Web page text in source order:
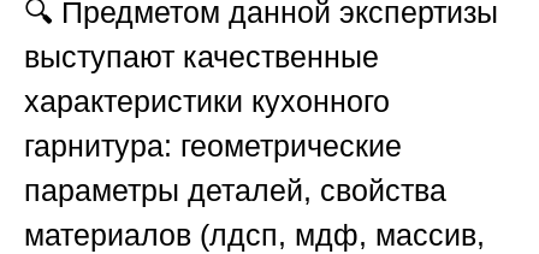
🔍 Предметом данной экспертизы
выступают качественные
характеристики кухонного
гарнитура: геометрические
параметры деталей, свойства
материалов (лдсп, мдф, массив,